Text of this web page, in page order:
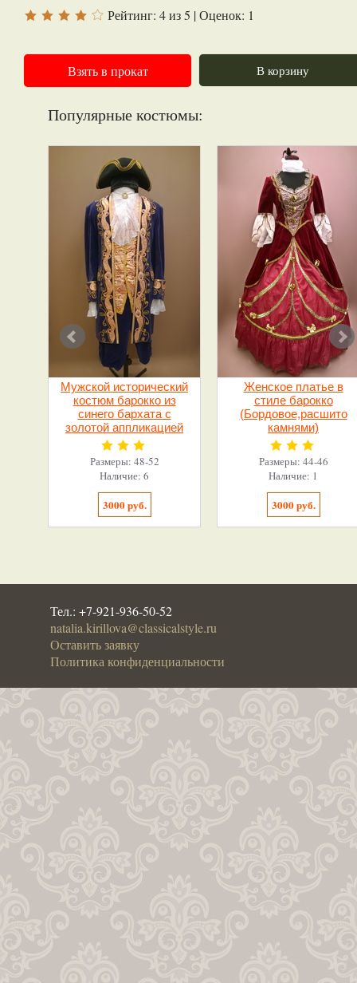
Рейтинг: 4из5 | Оценок: 1
В корзину
Взять в прокат
Популярные костюмы:
Мужской исторический
костюм барокко из
синего бархата с
золотой аппликацией
Размеры: 48-52
Наличие: 6
3000 руб.
Женское платье в
стиле барокко
(Бордовое,расшито
камнями)
Размеры: 44-46
Наличие: 1
3000 руб.
Тел.: +7-921-936-50-52
natalia.kirillova@classicalstyle.ru
Оставить заявку
Политика конфиденциальности